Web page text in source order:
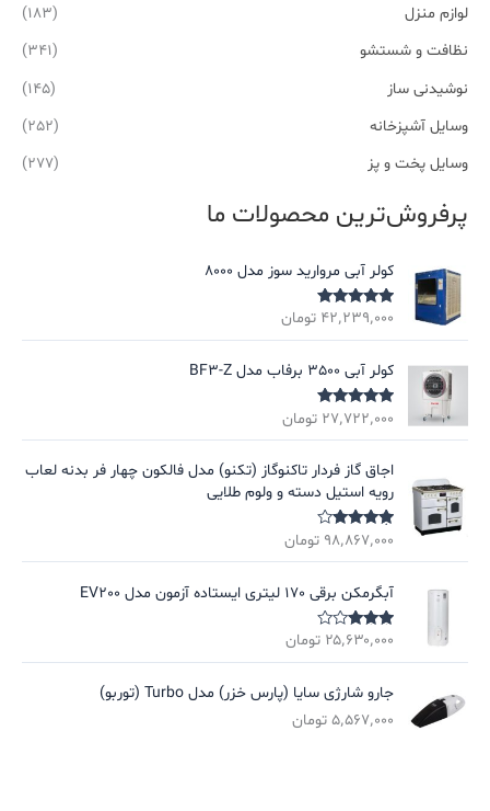
لوازم منزل
(183)
نظافت و شستشو
(341)
نوشیدنی ساز
(145)
وسایل آشپزخانه
(252)
وسایل پخت و پز
(277)
پرفروش‌ترین محصولات ما
کولر آبی مروارید سوز مدل 8000
نمره5.00از
۴۲٬۲۳۹٬۰۰۰ تومان
کولر آبی 3500 برفاب مدل BF3-Z
نمره5.00از۲۷٬۷۲۲٬۰۰۰ تومان
اجاق گاز فردار تاکنوگاز (تکنو) مدل فالکون چهار فر بدنه لعاب
رویه استیل دسته و ولوم طلایی
نمره4.00
۹۸٬۸۶۷٬۰۰۰ تومان
آبگرمکن برقی 170 لیتری ایستاده آزمون مدل EV200
نمره
5
۲۵٬۶۳۰٬۰۰۰ تومان
جارو شارژی سایا (پارس خزر) مدل Turbo (توربو)
۵٬۵۶۷٬۰۰۰ تومان